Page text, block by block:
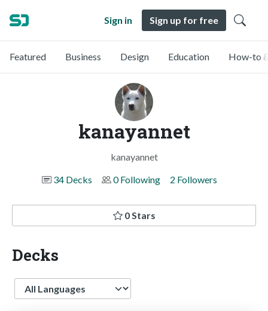
Sign in Sign up for free
Featured Business Design Education How-to
kanayannet
kanayannet
34 Decks
0 Following 2 Followers
0 Stars
Decks
Language